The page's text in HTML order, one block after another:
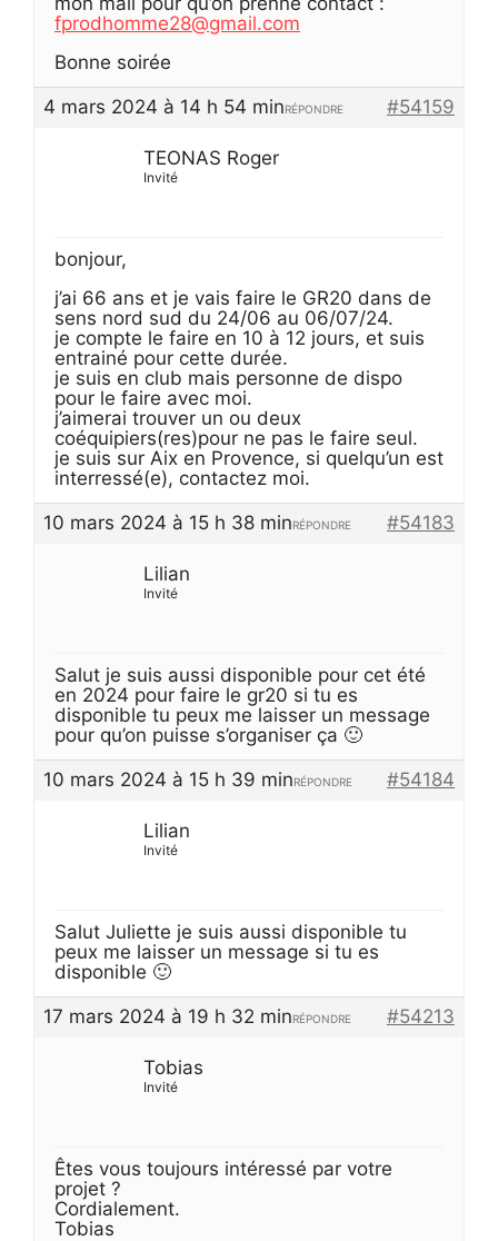
fprodhomme28@gmail.com
Bonne soirée
4 mars 2024 à 14 h 54 min
#54159
RÉPONDRE
TEONAS Roger
Invité
bonjour,
j’ai 66 ans et je vais faire le GR20 dans de
sens nord sud du 24/06 au 06/07/24.
je compte le faire en 10 à 12 jours, et suis
entrainé pour cette durée.
je suis en club mais personne de dispo
pour le faire avec moi.
j’aimerai trouver un ou deux
coéquipiers(res)pour ne pas le faire seul.
je suis sur Aix en Provence, si quelqu’un est
interressé(e), contactez moi.
10 mars 2024 à 15 h 38 min
#54183
RÉPONDRE
Lilian
Invité
Salut je suis aussi disponible pour cet été
en 2024 pour faire le gr20 si tu es
disponible tu peux me laisser un message
pour qu’on puisse s’organiser ça 🙂
10 mars 2024 à 15 h 39 min
#54184
RÉPONDRE
Lilian
Invité
Salut Juliette je suis aussi disponible tu
peux me laisser un message si tu es
disponible 🙂
17 mars 2024 à 19 h 32 min
#54213
RÉPONDRE
Tobias
Invité
Êtes vous toujours intéressé par votre
projet ?
Cordialement.
Tobias